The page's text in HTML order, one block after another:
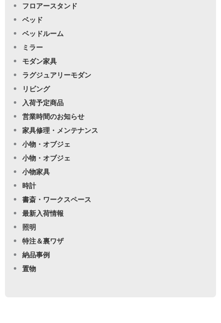
フロアースタンド
ベッド
ベッドルーム
ミラー
モダン家具
ラグジュアリーモダン
リビング
入荷予定商品
営業時間のお知らせ
家具修理・メンテナンス
小物・オブジェ
小物・オブジェ
小物家具
時計
書斎・ワークスペース
最新入荷情報
照明
特注＆裏ワザ
納品事例
置物